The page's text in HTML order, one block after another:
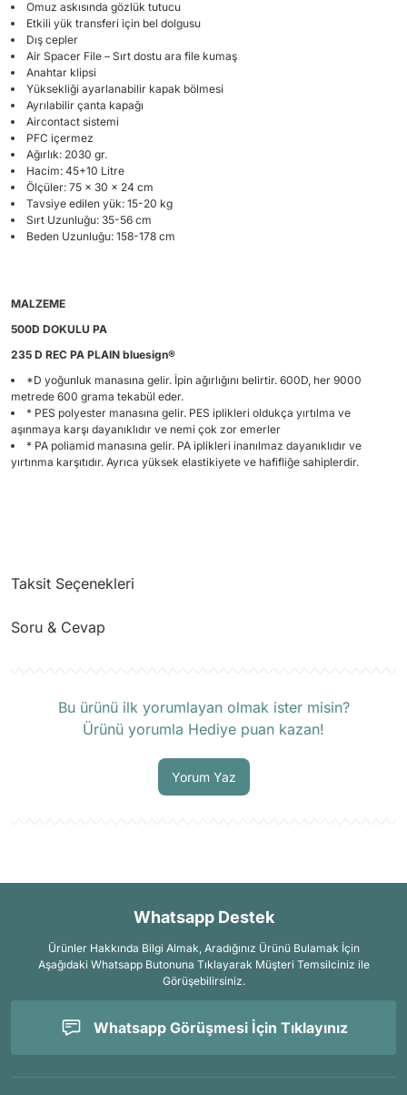
Omuz askısında gözlük tutucu
Etkili yük transferi için bel dolgusu
Dış cepler
Air Spacer File – Sırt dostu ara file kumaş
Anahtar klipsi
Yüksekliği ayarlanabilir kapak bölmesi
Ayrılabilir çanta kapağı
Aircontact sistemi
PFC içermez
Ağırlık: 2030 gr.
Hacim: 45+10 Litre
Ölçüler: 75 x 30 x 24 cm
Tavsiye edilen yük: 15-20 kg
Sırt Uzunluğu: 35-56 cm
Beden Uzunluğu: 158-178 cm
MALZEME
500D DOKULU PA
235 D REC PA PLAIN bluesign®
*D yoğunluk manasına gelir. İpin ağırlığını belirtir. 600D, her 9000
metrede 600 grama tekabül eder.
* PES polyester manasına gelir. PES iplikleri oldukça yırtılma ve
aşınmaya karşı dayanıklıdır ve nemi çok zor emerler
* PA poliamid manasına gelir. PA iplikleri inanılmaz dayanıklıdır ve
yırtınma karşıtıdır. Ayrıca yüksek elastikiyete ve hafifliğe sahiplerdir.
Taksit Seçenekleri
Soru & Cevap
Bu ürünü ilk yorumlayan olmak ister misin?
Ürünü yorumla Hediye puan kazan!
Yorum Yaz
Whatsapp Destek
Ürünler Hakkında Bilgi Almak, Aradığınız Ürünü Bulamak İçin
Aşağıdaki Whatsapp Butonuna Tıklayarak Müşteri Temsilciniz ile
Görüşebilirsiniz.
Whatsapp Görüşmesi İçin Tıklayınız